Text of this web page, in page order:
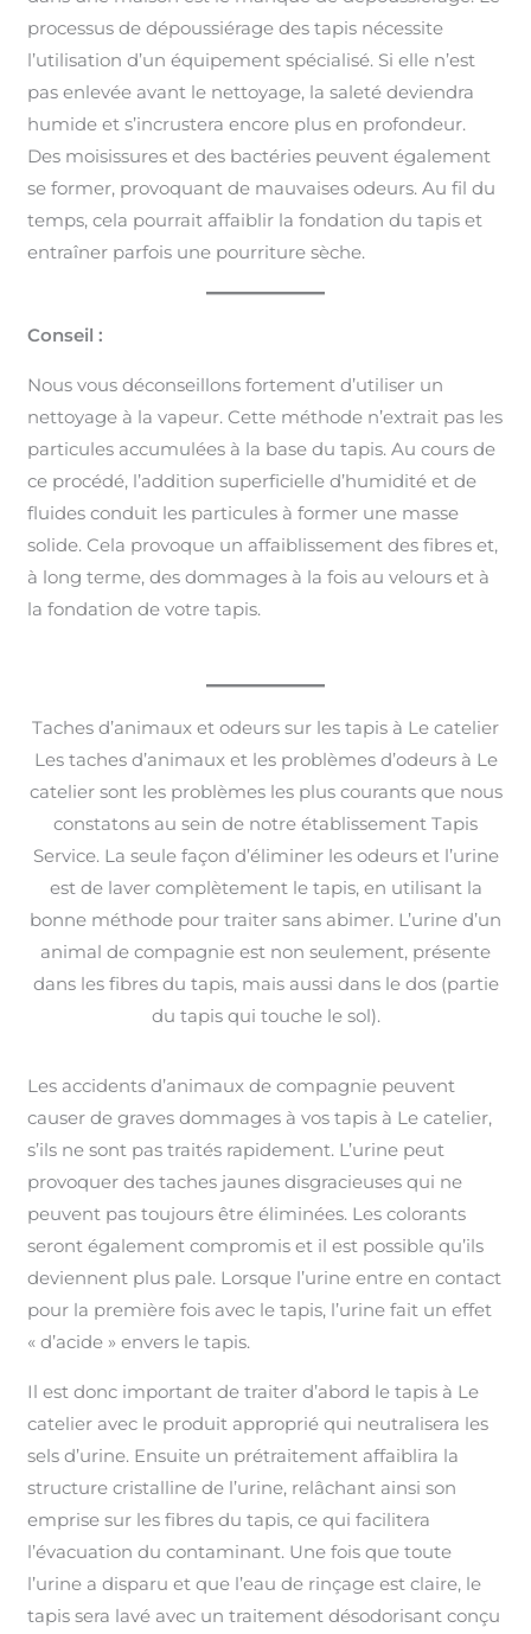
processus de dépoussiérage des tapis nécessite
l’utilisation d’un équipement spécialisé. Si elle n’est
pas enlevée avant le nettoyage, la saleté deviendra
humide et s’incrustera encore plus en profondeur.
Des moisissures et des bactéries peuvent également
se former, provoquant de mauvaises odeurs. Au fil du
temps, cela pourrait affaiblir la fondation du tapis et
entraîner parfois une pourriture sèche.
Conseil :
Nous vous déconseillons fortement d’utiliser un
nettoyage à la vapeur. Cette méthode n’extrait pas les
particules accumulées à la base du tapis. Au cours de
ce procédé, l’addition superficielle d’humidité et de
fluides conduit les particules à former une masse
solide. Cela provoque un affaiblissement des fibres et,
à long terme, des dommages à la fois au velours et à
la fondation de votre tapis.
Taches d’animaux et odeurs sur les tapis à Le catelier
Les taches d’animaux et les problèmes d’odeurs à Le
catelier sont les problèmes les plus courants que nous
constatons au sein de notre établissement Tapis
Service. La seule façon d’éliminer les odeurs et l’urine
est de laver complètement le tapis, en utilisant la
bonne méthode pour traiter sans abimer. L’urine d’un
animal de compagnie est non seulement, présente
dans les fibres du tapis, mais aussi dans le dos (partie
du tapis qui touche le sol).
Les accidents d’animaux de compagnie peuvent
causer de graves dommages à vos tapis à Le catelier,
s’ils ne sont pas traités rapidement. L’urine peut
provoquer des taches jaunes disgracieuses qui ne
peuvent pas toujours être éliminées. Les colorants
seront également compromis et il est possible qu’ils
deviennent plus pale. Lorsque l’urine entre en contact
pour la première fois avec le tapis, l’urine fait un effet
« d’acide » envers le tapis.
Il est donc important de traiter d’abord le tapis à Le
catelier avec le produit approprié qui neutralisera les
sels d’urine. Ensuite un prétraitement affaiblira la
structure cristalline de l’urine, relâchant ainsi son
emprise sur les fibres du tapis, ce qui facilitera
l’évacuation du contaminant. Une fois que toute
l’urine a disparu et que l’eau de rinçage est claire, le
tapis sera lavé avec un traitement désodorisant conçu